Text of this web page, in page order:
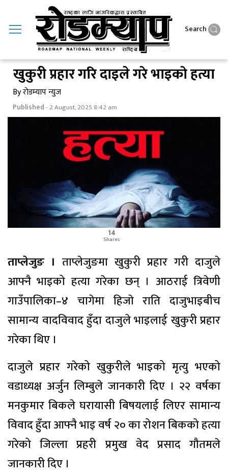
Search
खुकुरी प्रहार गरि दाइले गरे भाइकाे हत्या
By रोडम्याप न्युज
Published- 2 August, 2025 8:42 am
14
Shares
ताप्लेजुङ । ताप्लेजुङमा खुकुरी प्रहार गरी दाजुले
आफ्नै भाइको हत्या गरेका छन् । आठराई त्रिवेणी
गाउँपालिका–४ चागेमा हिजाे राति दाजुभाइबीच
सामान्य वादविवाद हुँदा दाजुले भाइलाई खुकुरी प्रहार
गरेका थिए ।
दाजुले प्रहार गरेको खुकुरीले भाइको मृत्यु भएको
वडाध्यक्ष अर्जुन लिम्बुले जानकारी दिए । २२ वर्षका
मनकुमार बिकले घरायासी बिषयलाई लिएर सामान्य
विवाद हुँदा आफ्नै भाइ वर्ष २० का रोशन बिकको हत्या
गरेको जिल्ला प्रहरी प्रमुख वेद प्रसाद गौतमले
जानकारी दिए ।